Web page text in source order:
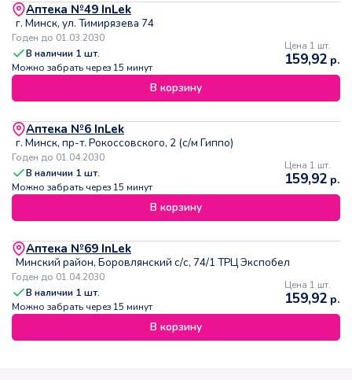
Аптека №49 InLek
г. Минск, ул. Тимирязева 74
Годен до 01.03.2030
В наличии 1 шт.
Можно забрать через 15 минут
Цена 1 шт.
159,92 р.
В корзину
Аптека №6 InLek
г. Минск, пр-т. Рокоссовского, 2 (с/м Гиппо)
Годен до 01.04.2030
В наличии 1 шт.
Можно забрать через 15 минут
Цена 1 шт.
159,92 р.
В корзину
Аптека №69 InLek
Минский район, Боровлянский с/с, 74/1 ТРЦ Экспобел
Годен до 01.04.2030
В наличии 1 шт.
Можно забрать через 15 минут
Цена 1 шт.
159,92 р.
В корзину